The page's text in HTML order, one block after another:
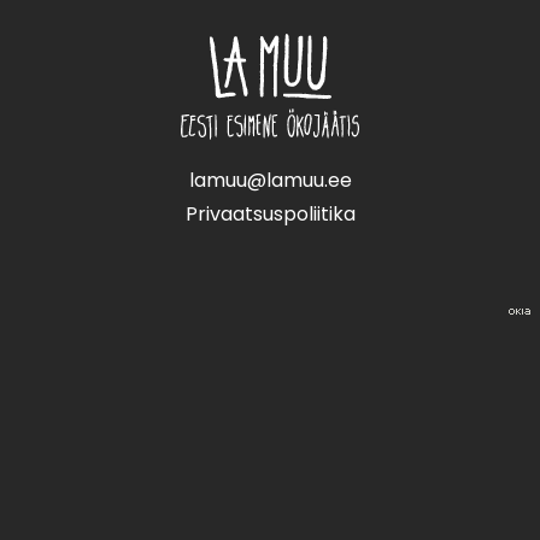
navigatsioon
lamuu@lamuu.ee
Privaatsuspoliitika